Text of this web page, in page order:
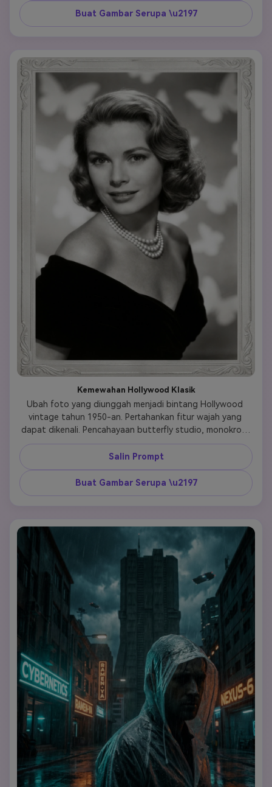
tenang.
Buat Gambar Serupa \u2197
Kemewahan Hollywood Klasik
Ubah foto yang diunggah menjadi bintang Hollywood
vintage tahun 1950-an. Pertahankan fitur wajah yang
dapat dikenali. Pencahayaan butterfly studio, monokrom
fokus lembut, pose elegan. Estetika layar perak, gaya
fesyen kelas atas, hasil mengkilap, kecantikan sinema
yang nostalgik.
Salin Prompt
Buat Gambar Serupa \u2197